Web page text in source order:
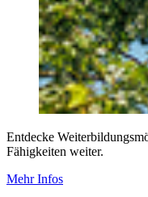
Entdecke
Fähigkeiten weiter.
Mehr Infos